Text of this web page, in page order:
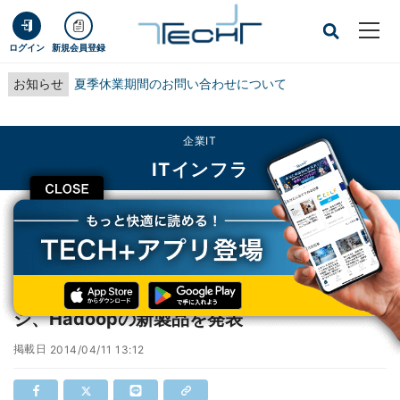
ログイン 新規会員登録
お知らせ 夏季休業期間のお問い合わせについて
CLOSE
企業IT
ITインフラ
TECH+ 企業IT
ITインフラ
IBM、メインフレーム向けモバイル、ストレージ、Hadoopの新製品を発表
IBM、メインフレーム向けモバイル、ストレー
ジ、Hadoopの新製品を発表
掲載日 2014/04/11 13:12